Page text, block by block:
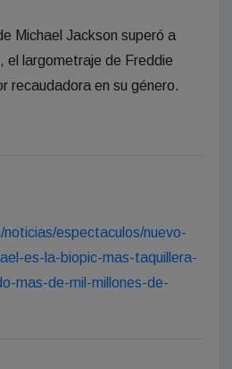
Michael Jackson superó a
el largometraje de Freddie
recaudadora en su género.
espectaculos/nuevo-
es-la-biopic-mas-taquillera-
mas-de-mil-millones-de-